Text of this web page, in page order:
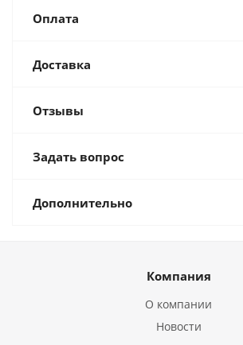
Оплата
Доставка
Отзывы
Задать вопрос
Дополнительно
Компания
О компании
Новости